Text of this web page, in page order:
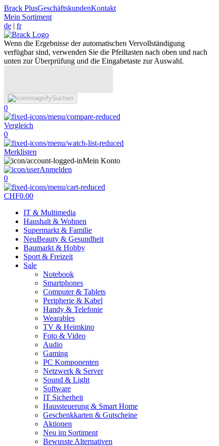
Brack PlusGeschäftskundenKontakt
Mein Sortiment
de | fr
Wenn die Ergebnisse der automatischen Vervollständigung
verfügbar sind, verwenden Sie die Pfeiltasten nach oben und nach
unten zur Überprüfung und die Eingabetaste zur Auswahl.
Suchen
0
Vergleich
0
Merklisten
Mein Konto
Anmelden
0
CHF0.00
IT & Multimedia
Haushalt & Wohnen
Supermarkt & Familie
NeuBeauty & Gesundheit
Baumarkt & Hobby
Sport & Freizeit
Sale
Notebook
Smartphones
Computer & Tablets
Peripherie & Kabel
Handy & Telefonie
Wearables
TV & Heimkino
Foto & Video
Audio
Gaming
PC Komponenten
Netzwerk & Server
Sound & Light
Software
IT Sicherheit
Haussteuerung & Smart Home
Geschenkkarten & Gutscheine
Aktionen
Neu im Sortiment
Bewusste Alternativen